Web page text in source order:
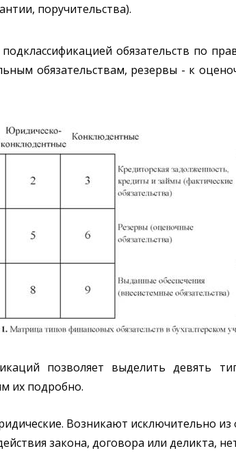
поручительства).
обязательств по
обязательствам, резервы - к
позволяет выделить девять
их подробно.
Возникают исключительно
закона, договора или деликта,